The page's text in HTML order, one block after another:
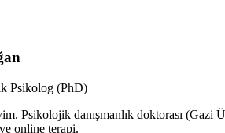
Psikolog (PhD)
Psikolojik danışmanlık doktorası
online terapi.